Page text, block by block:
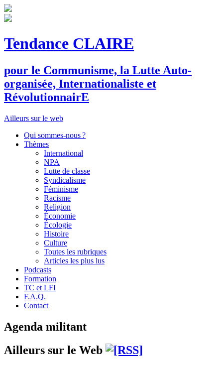
Tendance CLAIRE
pour le Communisme, la Lutte Auto-
organisée, Internationaliste et
RévolutionnairE
Ailleurs sur le web
Qui sommes-nous ?
Thèmes
International
NPA
Lutte de classe
Syndicalisme
Féminisme
Racisme
Religion
Économie
Écologie
Histoire
Culture
Toutes les rubriques
Articles les plus lus
Podcasts
Formation
TC et LFI
F.A.Q.
Contact
Agenda militant
Ailleurs sur le Web